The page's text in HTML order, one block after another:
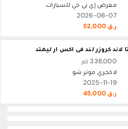
معرض إي بي جي للسيارات
2026-06-07
ر.ق 52,000
338,000 كم
لاكجري موتر شو
2025-11-19
ر.ق 45,000